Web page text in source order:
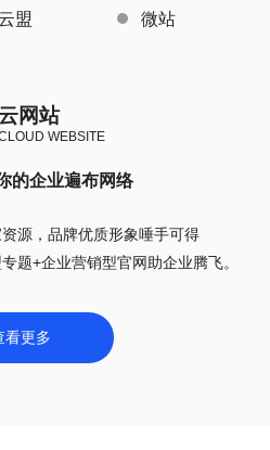
盟 微站
云网站
WEBSITE
的企业遍布网络
源，品牌优质形象唾手可得
题+企业营销型官网助企业腾飞。
看更多